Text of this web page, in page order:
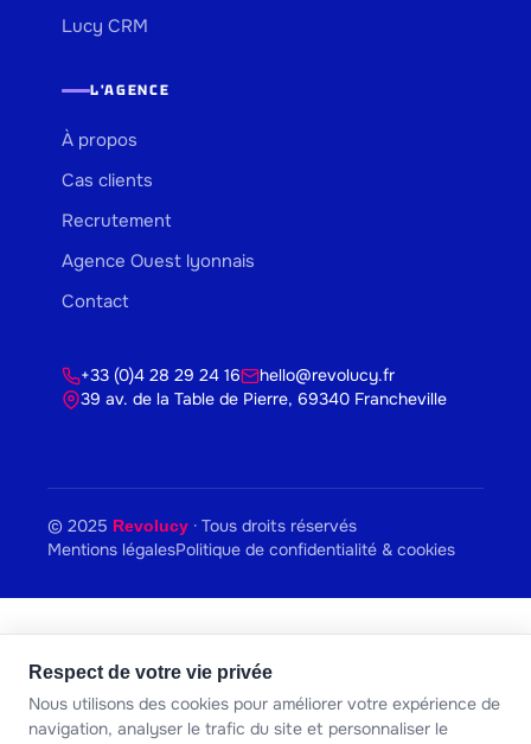
Lucy CRM
L'AGENCE
À propos
Cas clients
Recrutement
Agence Ouest lyonnais
Contact
+33 (0)4 28 29 24 16
hello@revolucy.fr
39 av. de la Table de Pierre, 69340 Francheville
© 2025 Revolucy · Tous droits réservés
Mentions légalesPolitique de confidentialité & cookies
Respect de votre vie privée
Nous utilisons des cookies pour améliorer votre expérience de
navigation, analyser le trafic du site et personnaliser le